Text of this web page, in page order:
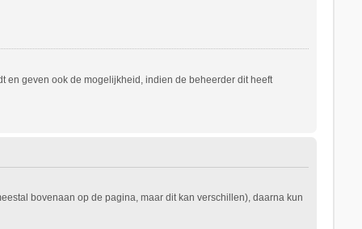
en geven ook de mogelijkheid, indien de beheerder dit heeft
bovenaan op de pagina, maar dit kan verschillen), daarna kun